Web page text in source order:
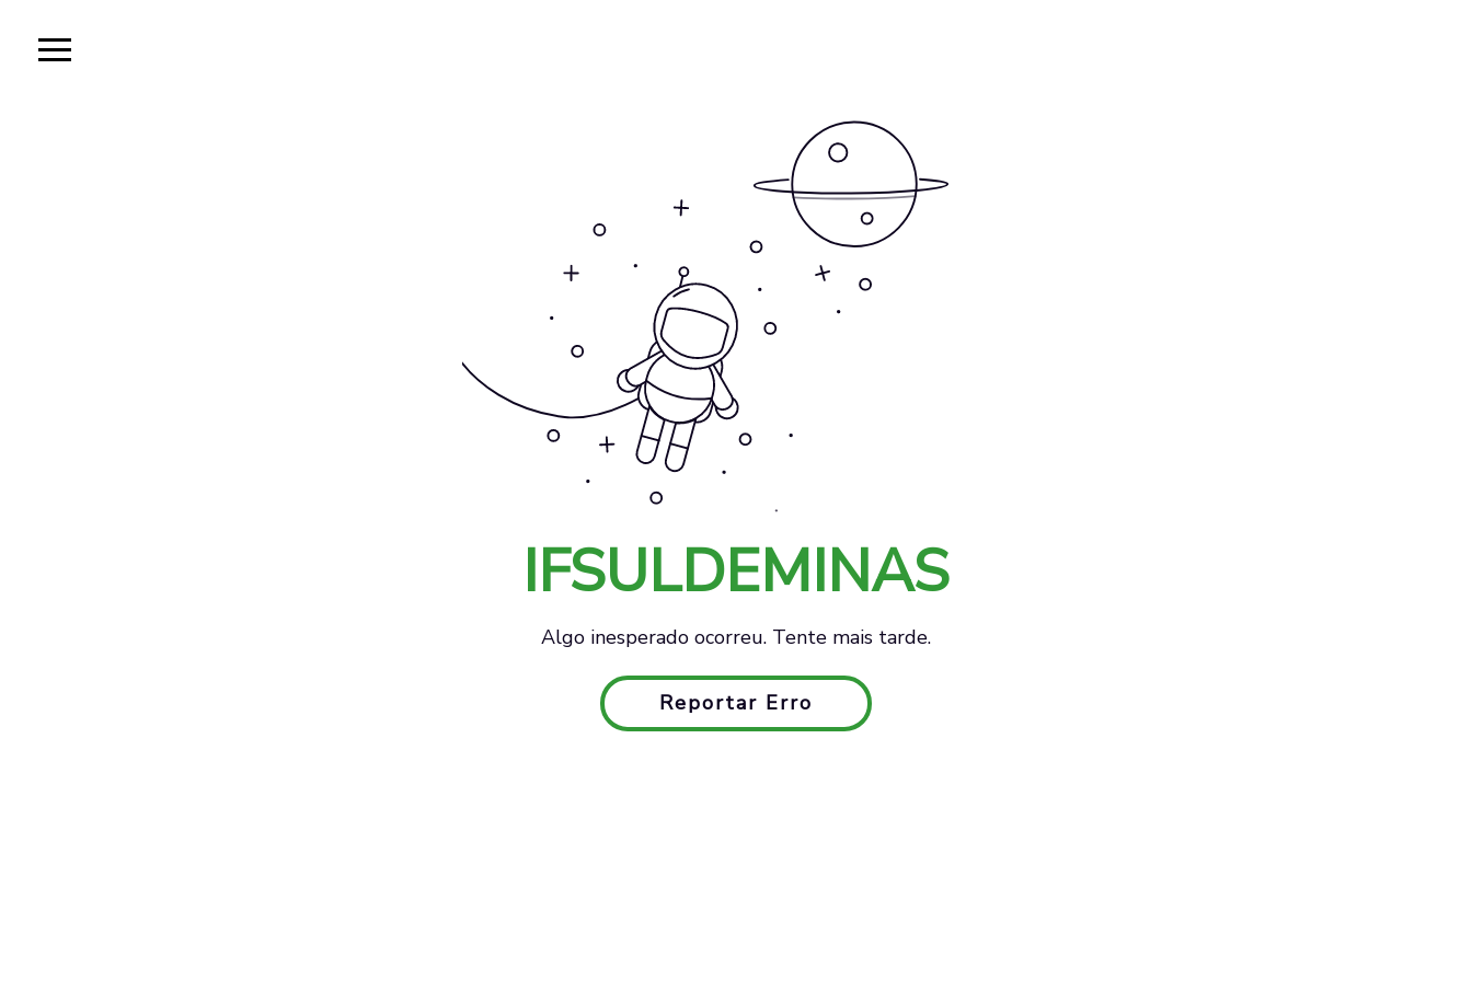
IFSULDEMINAS
Algo inesperado ocorreu. Tente mais tarde.
Reportar Erro